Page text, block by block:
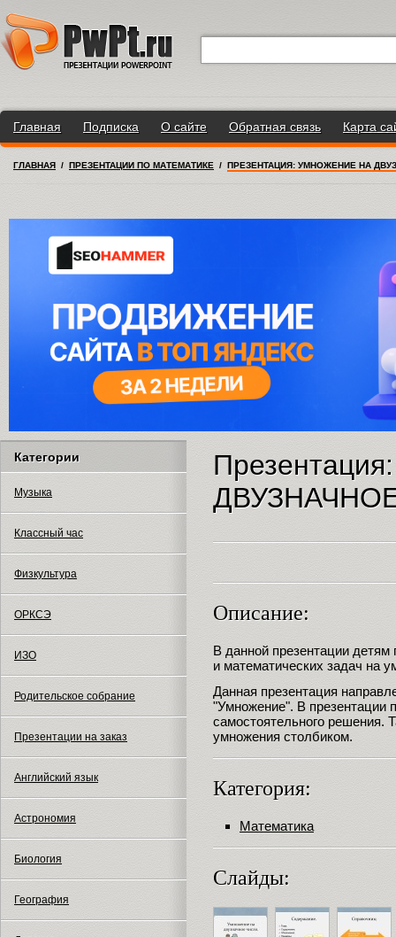
Главная Подписка О сайте Обратная связь Карта
ГЛАВНАЯ / ПРЕЗЕНТАЦИИ ПО МАТЕМАТИКЕ / ПРЕЗЕНТАЦИЯ: УМНОЖЕНИЕ НА
Категории
Музыка
Классный час
Физкультура
ОРКСЭ
ИЗО
Родительское собрание
Презентации на заказ
Английский язык
Астрономия
Биология
География
Описание:
В данной презентации детям
и математических задач на
Данная презентация
"Умножение". В презентации
самостоятельного решения.
умножения столбиком.
Категория:
Математика
Слайды: